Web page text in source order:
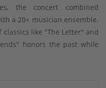
the concert combined
a 20+ musician ensemble.
like "The Letter" and
honors the past while